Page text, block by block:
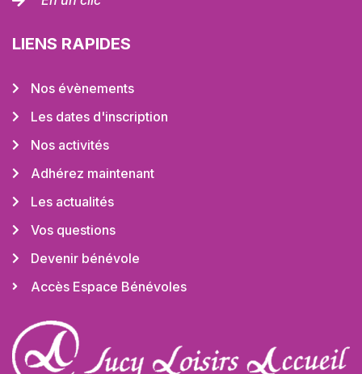
LIENS RAPIDES
Nos évènements
Les dates d'inscription
Nos activités
Adhérez maintenant
Les actualités
Vos questions
Devenir bénévole
Accès Espace Bénévoles